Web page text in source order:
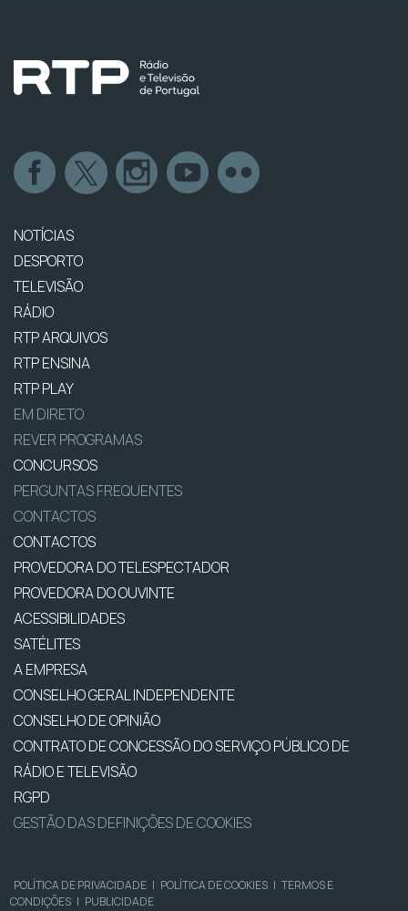
NOTÍCIAS
DESPORTO
TELEVISÃO
RÁDIO
RTP ARQUIVOS
RTP ENSINA
RTP PLAY
EM DIRETO
REVER PROGRAMAS
CONCURSOS
PERGUNTAS FREQUENTES
CONTACTOS
CONTACTOS
PROVEDORA DO TELESPECTADOR
PROVEDORA DO OUVINTE
ACESSIBILIDADES
SATÉLITES
A EMPRESA
CONSELHO GERAL INDEPENDENTE
CONSELHO DE OPINIÃO
CONTRATO DE CONCESSÃO DO SERVIÇO PÚBLICO DE
RÁDIO E TELEVISÃO
RGPD
GESTÃO DAS DEFINIÇÕES DE COOKIES
POLÍTICA DE PRIVACIDADE | POLÍTICA DE COOKIES | TERMOS E
CONDIÇÕES | PUBLICIDADE